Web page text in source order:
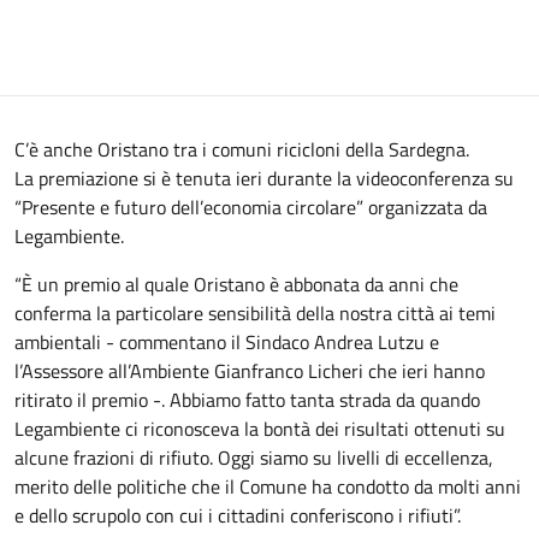
C’è anche Oristano tra i comuni ricicloni della Sardegna.
La premiazione si è tenuta ieri durante la videoconferenza su
“Presente e futuro dell’economia circolare” organizzata da
Legambiente.
“È un premio al quale Oristano è abbonata da anni che
conferma la particolare sensibilità della nostra città ai temi
ambientali - commentano il Sindaco Andrea Lutzu e
l’Assessore all’Ambiente Gianfranco Licheri che ieri hanno
ritirato il premio -. Abbiamo fatto tanta strada da quando
Legambiente ci riconosceva la bontà dei risultati ottenuti su
alcune frazioni di rifiuto. Oggi siamo su livelli di eccellenza,
merito delle politiche che il Comune ha condotto da molti anni
e dello scrupolo con cui i cittadini conferiscono i rifiuti”.